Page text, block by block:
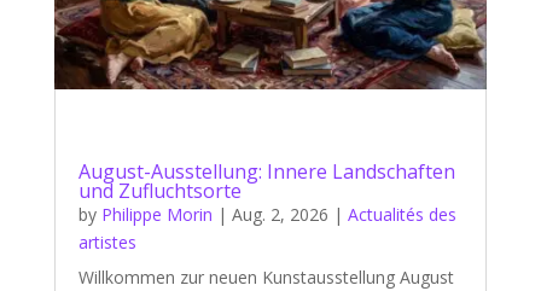
August-Ausstellung: Innere Landschaften
und Zufluchtsorte
by Philippe Morin | Aug. 2, 2026 | Actualités des
artistes
Willkommen zur neuen Kunstausstellung August